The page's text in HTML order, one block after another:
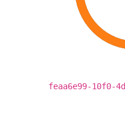
feaa6e99-10f0-